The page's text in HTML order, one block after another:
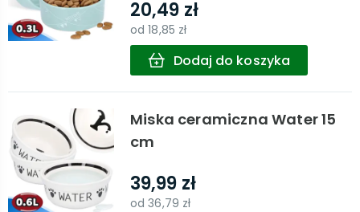
20,49 zł
od18,85 zł
Dodaj do koszyka
Miska ceramiczna Water 15
cm
39,99 zł
od36,79 zł